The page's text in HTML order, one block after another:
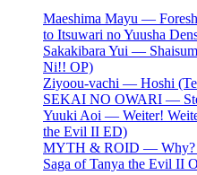
Maeshima Mayu —
to Itsuwari no Yuusha
Sakakibara Yui —
Ni!! OP)
Ziyoou-vachi — Hoshi
SEKAI NO OWARI —
Yuuki Aoi — Weiter!
the Evil II ED)
MYTH & ROID — Why?
Saga of Tanya the Evil II